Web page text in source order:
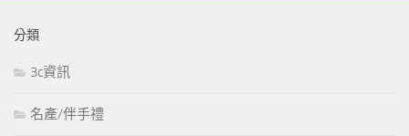
分類
3c資訊
名產/伴手禮